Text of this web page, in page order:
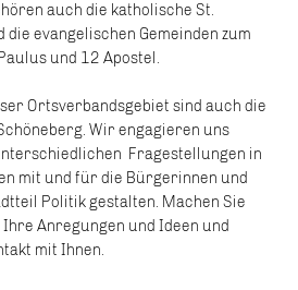
auch die katholische St.
die evangelischen Gemeinden zum
und 12 Apostel.
Ortsverbandsgebiet sind auch die
Wir engagieren uns
Fragestellungen in
mit und für die Bürgerinnen und
Politik gestalten. Machen Sie
Anregungen und Ideen und
mit Ihnen.